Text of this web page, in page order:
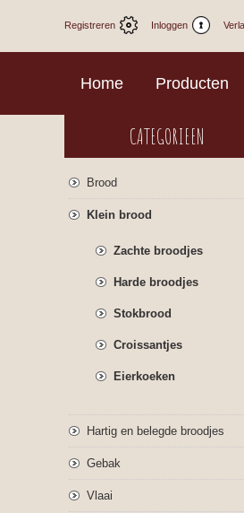
Registreren Inloggen
Home Producten
CATEGORIEEN
Brood
Klein brood
Zachte broodjes
Harde broodjes
Stokbrood
Croissantjes
Eierkoeken
Hartig en belegde broodjes
Gebak
Vlaai